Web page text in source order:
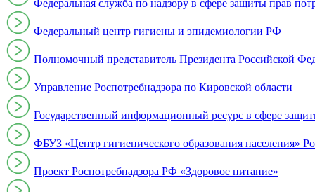
Федеральная служба по надзору в сфере защиты прав
Федеральный центр гигиены и эпидемиологии РФ
Полномочный представитель Президента Российской
Управление Роспотребнадзора по Кировской области
Государственный информационный ресурс в сфере
ФБУЗ «Центр гигиенического образования населения»
Проект Роспотребнадзора РФ «Здоровое питание»